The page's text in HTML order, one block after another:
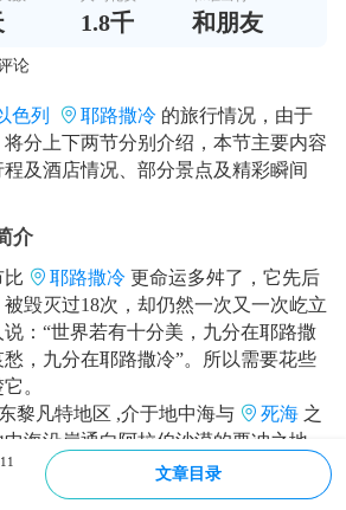
1.8千 和朋友
论
色列 耶路撒冷 的旅行情况，由于
分上下两节分别介绍，本节主要内容
及酒店情况、部分景点及精彩瞬间
介
比 耶路撒冷 更命运多舛了，它先后
毁灭过18次，却仍然一次又一次屹立
：“世界若有十分美，九分在耶路撒
，九分在耶路撒冷”。所以需要花些
。
黎凡特地区 ,介于地中海与 死海 之
海沿岸通向阿拉伯沙漠的要冲之地，
，是世界上三大宗教的圣城（犹太
教）。
11
文章目录